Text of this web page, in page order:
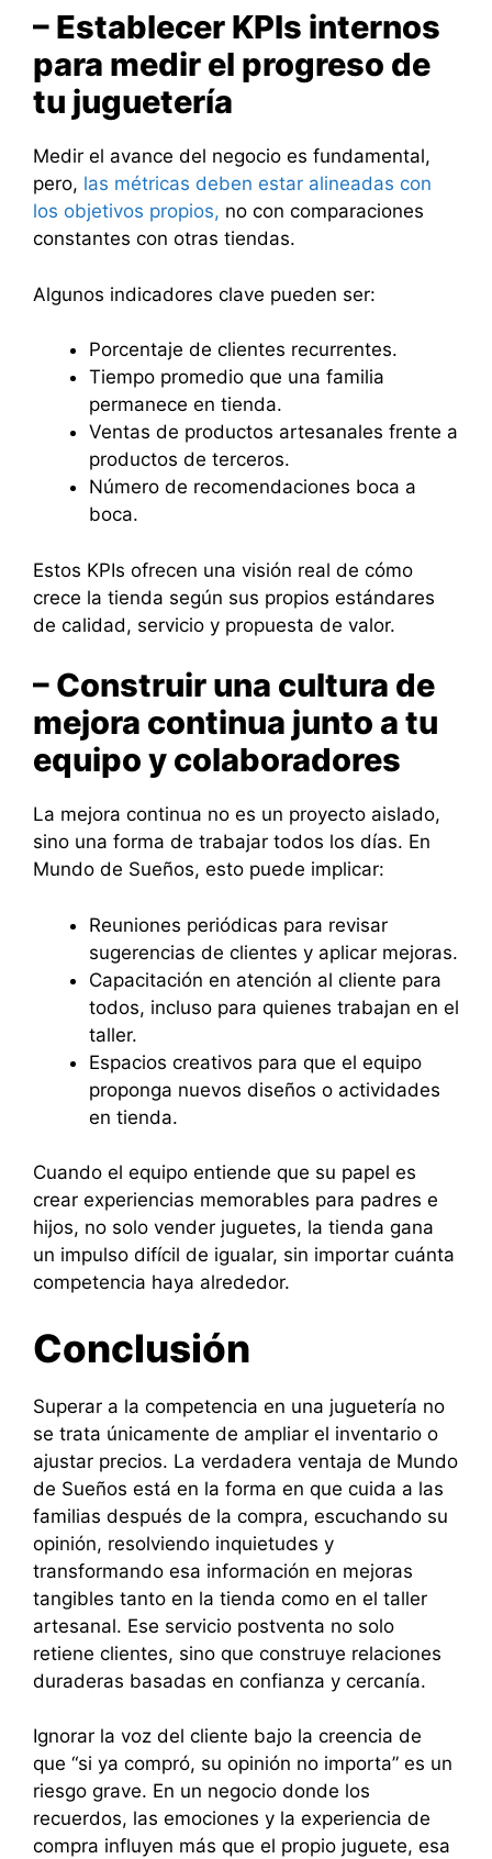
– Establecer KPIs internos
para medir el progreso de
tu juguetería
Medir el avance del negocio es fundamental,
pero, las métricas deben estar alineadas con
los objetivos propios, no con comparaciones
constantes con otras tiendas.
Algunos indicadores clave pueden ser:
Porcentaje de clientes recurrentes.
Tiempo promedio que una familia
permanece en tienda.
Ventas de productos artesanales frente a
productos de terceros.
Número de recomendaciones boca a
boca.
Estos KPIs ofrecen una visión real de cómo
crece la tienda según sus propios estándares
de calidad, servicio y propuesta de valor.
– Construir una cultura de
mejora continua junto a tu
equipo y colaboradores
La mejora continua no es un proyecto aislado,
sino una forma de trabajar todos los días. En
Mundo de Sueños, esto puede implicar:
Reuniones periódicas para revisar
sugerencias de clientes y aplicar mejoras.
Capacitación en atención al cliente para
todos, incluso para quienes trabajan en el
taller.
Espacios creativos para que el equipo
proponga nuevos diseños o actividades
en tienda.
Cuando el equipo entiende que su papel es
crear experiencias memorables para padres e
hijos, no solo vender juguetes, la tienda gana
un impulso difícil de igualar, sin importar cuánta
competencia haya alrededor.
Conclusión
Superar a la competencia en una juguetería no
se trata únicamente de ampliar el inventario o
ajustar precios. La verdadera ventaja de Mundo
de Sueños está en la forma en que cuida a las
familias después de la compra, escuchando su
opinión, resolviendo inquietudes y
transformando esa información en mejoras
tangibles tanto en la tienda como en el taller
artesanal. Ese servicio postventa no solo
retiene clientes, sino que construye relaciones
duraderas basadas en confianza y cercanía.
Ignorar la voz del cliente bajo la creencia de
que “si ya compró, su opinión no importa” es un
riesgo grave. En un negocio donde los
recuerdos, las emociones y la experiencia de
compra influyen más que el propio juguete, esa